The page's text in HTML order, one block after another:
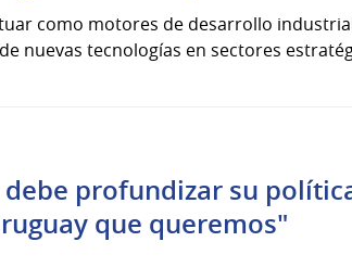
como motores de desarrollo
nuevas tecnologías en sectores
profundizar su
que queremos"